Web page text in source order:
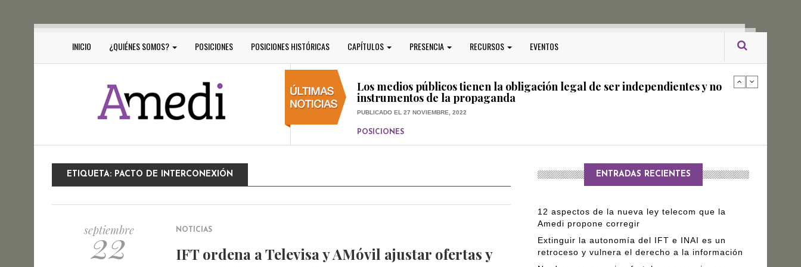
INICIO ¿QUIÉNES SOMOS? POSICIONES POSICIONES HISTÓRICAS CAPÍTULOS PRESENCIA RECURSOS EVENTOS
PUBLICADO EL 17 DICIEMBRE, 2022
Los medios públicos tienen la obligación legal de ser independientes y no
instrumentos de la propaganda
PUBLICADO EL 27 NOVIEMBRE, 2022
POSICIONES
Consejos ciudadanos e IFT deben garantizar independencia editorial de
ETIQUETA: PACTO DE INTERCONEXIÓN
septiembre
22 NOTICIAS
IFT ordena a Televisa y AMóvil ajustar ofertas y
ENTRADAS RECIENTES
12 aspectos de la nueva ley telecom que la
Amedi propone corregir
Extinguir la autonomía del IFT e INAI es un
retroceso y vulnera el derecho a la información